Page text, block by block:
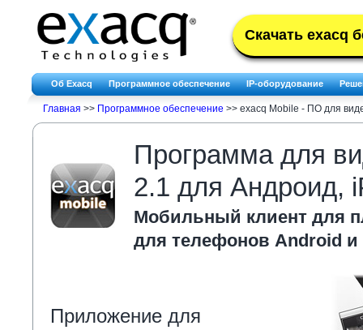
Скачать exacq
Об Exacq Программное обеспечение IP-оборудование
Главная >> Программное обеспечение >> exacq Mobile - ПО для
Программа для
2.1 для Андроид,
Мобильный клиент для
для телефонов Android
Приложение для